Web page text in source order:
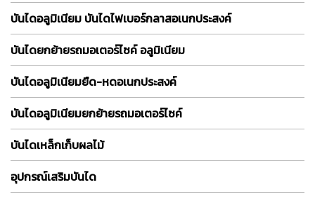
บันไดอลูมิเนียม บันไดไฟเบอร์กลาสอเนกประสงค์
บันไดยกย้ายรถมอเตอร์ไซค์ อลูมิเนียม
บันไดอลูมิเนียมยืด-หดอเนกประสงค์
บันไดอลูมิเนียมยกย้ายรถมอเตอร์ไซค์
บันไดเหล็กเก็บผลไม้
อุปกรณ์เสริมบันได